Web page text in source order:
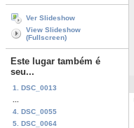
Ver Slideshow
View Slideshow
(Fullscreen)
Este lugar também é
seu...
1. DSC_0013
4. DSC_0055
5. DSC_0064